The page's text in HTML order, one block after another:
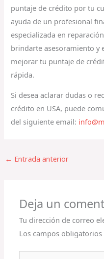
puntaje de crédito por tu
ayuda de un profesional
especializada en
brindarte asesoramiento y
mejorar tu puntaje de
rápida.
Si desea aclarar dudas o
crédito en USA, puede
del siguiente email:
← Entrada anterior
Deja un
Tu dirección de correo
Los campos